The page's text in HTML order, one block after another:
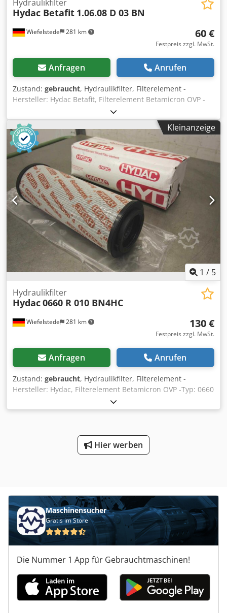
Wiefelstede 281 km
Hydraulikfilter
Hydac Betafit 1.06.08 D 03 BN
60 €
Festpreis zzgl. MwSt.
Anfragen Anrufen
Zustand: gebraucht, Hydraulikfilter, Filterelement -
Hersteller: Hydac Betafit, Filterelement Betamicron OVP -
Typ: 1.06.08 D 03 BN -Abmessung: Ø 152 x 207 mm
Crsdpfjf Hk Saox Aglof -Gewicht: 1,6 kg
Kleinanzeige
1 / 5
Wiefelstede 281 km
Hydraulikfilter
Hydac0660 R 010 BN4HC
130 €
Festpreis zzgl. MwSt.
Anfragen Anrufen
Zustand: gebraucht, Hydraulikfilter, Filterelement -
Hersteller: Hydac, Filterelement Betamicron OVP -Typ: 0660
R 010 BN4HC -Abmessung: Ø 115 x 334 mm -Gewicht: 1,8
kg Cjdpfx Agef Hk R Sslsrf
Hier werben
Maschinensucher
Gratis im Store
Die Nummer 1 App für Gebrauchtmaschinen!